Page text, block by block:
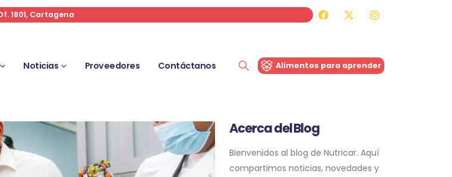
1801, Cartagena
Noticias Proveedores Contáctanos Alimentos para aprender
Acerca del Blog
Bienvenidos al blog de Nutricar. Aquí
compartimos noticias, novedades y